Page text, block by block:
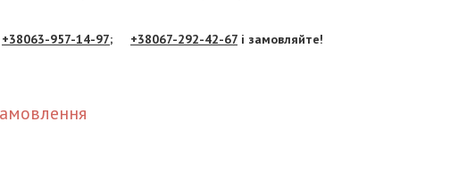
+38063-957-14-97; +38067-292-42-67 і замовляйте!